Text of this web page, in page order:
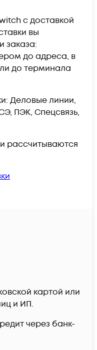
c доставкой
вы
заказа:
до адреса, в
до терминала
Деловые линии,
ПЭК, Спецсвязь,
рассчитываются
картой или
и ИП.
через банк-